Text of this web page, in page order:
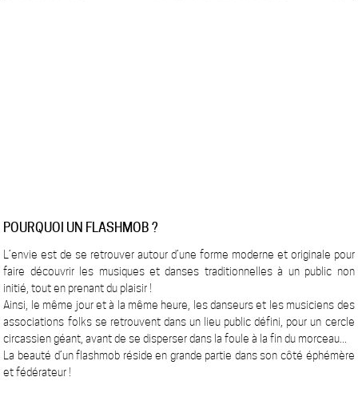
POURQUOI UN FLASHMOB ?
L’envie est de se retrouver autour d’une forme moderne et originale pour
faire découvrir les musiques et danses traditionnelles à un public non
initié, tout en prenant du plaisir !
Ainsi, le même jour et à la même heure, les danseurs et les musiciens des
associations folks se retrouvent dans un lieu public défini, pour un cercle
circassien géant, avant de se disperser dans la foule à la fin du morceau...
La beauté d’un flashmob réside en grande partie dans son côté éphémère
et fédérateur !